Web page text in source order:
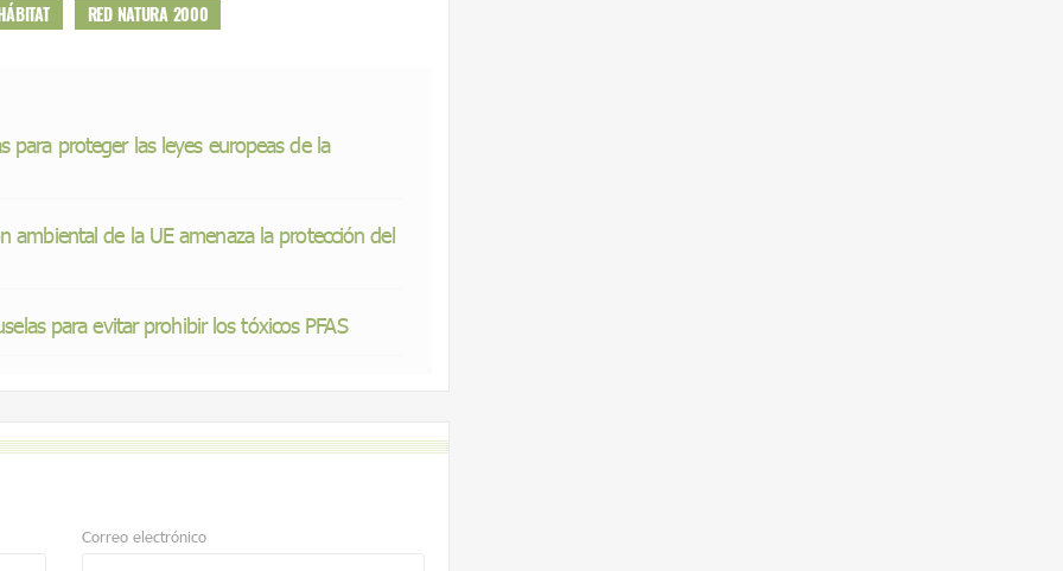
RED NATURA 2000
para proteger las leyes europeas de la
ambiental de la UE amenaza la protección del
para evitar prohibir los tóxicos PFAS
Correo electrónico